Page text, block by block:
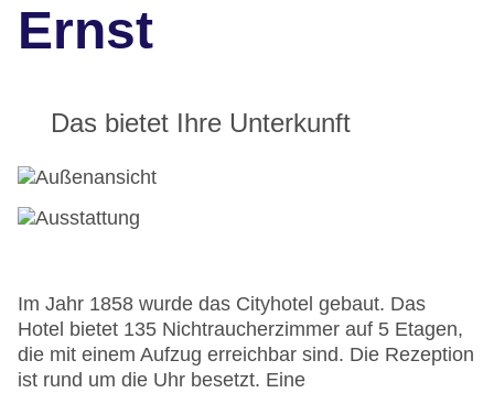
Ernst
Das bietet Ihre Unterkunft
Im Jahr 1858 wurde das Cityhotel gebaut. Das
Hotel bietet 135 Nichtraucherzimmer auf 5 Etagen,
die mit einem Aufzug erreichbar sind. Die Rezeption
ist rund um die Uhr besetzt. Eine